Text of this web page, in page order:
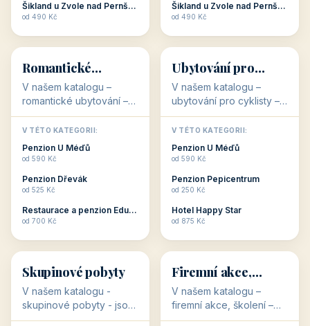
Šikland u Zvole nad Pernštejnem
od 490 Kč
Šikland u Zvole nad Pernštejnem
od 490 Kč
💕
💕
Romantické
ubytování
V našem katalogu –
romantické ubytování –
jsou pro Vás připraveny
objekty, které svojí
stavbou, polohou anebo
zaměřením nabízí
Romantické ...
V TÉTO KATEGORII:
Penzion U Méďů
od 590 Kč
Penzion Dřevák
od 525 Kč
Restaurace a penzion Eduard
od 700 Kč
🚴
🚴
32 objektů
Ubytování pro
cyklisty
V našem katalogu –
ubytování pro cyklisty –
jsou pro Vás připraveny
objekty, které jsou na
milovníky cykloturistiky
připraveny. Většinou mají
V TÉTO KATEGORII:
Penzion U Méďů
od 590 Kč
Penzion Pepicentrum
od 250 Kč
Hotel Happy Star
od 875 Kč
👥
👥
32 objektů
Skupinové pobyty
V našem katalogu -
skupinové pobyty - jsou
pro Vás připraveny
💼
💼
31 objektů
Firemní akce,
školení
V našem katalogu –
firemní akce, školení –
jsou pro Vás připraveny